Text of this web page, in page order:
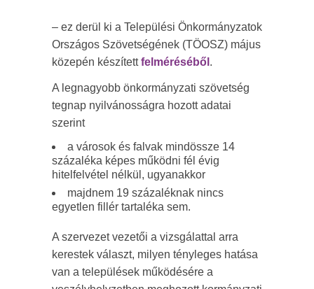
– ez derül ki a Települési Önkormányzatok
Országos Szövetségének (TÖOSZ) május
közepén készítettfelméréséből .
A legnagyobb önkormányzati szövetség
tegnap nyilvánosságra hozott adatai
szerint
a városok és falvak mindössze 14
százaléka képes működni fél évig
hitelfelvétel nélkül, ugyanakkor
majdnem 19 százaléknak nincs
egyetlen fillér tartaléka sem.
A szervezet vezetői a vizsgálattal arra
kerestek választ, milyen tényleges hatása
van a települések működésére a